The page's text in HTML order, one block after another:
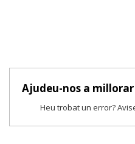
Ajudeu-nos a millorar
Heu trobat un error?